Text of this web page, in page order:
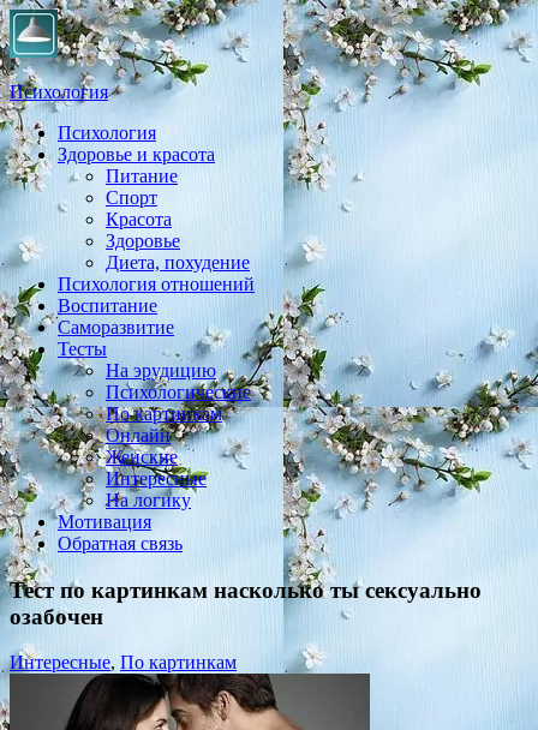
Психология
Практическая психология, личностный рост, экология,
здоровье, воспитание,
Психология
Здоровье и красота
Питание
Спорт
Красота
Здоровье
Диета, похудение
Психология отношений
Воспитание
Саморазвитие
Тесты
На эрудицию
Психологические
По картинкам
Онлайн
Женские
Интересные
На логику
Мотивация
Обратная связь
Тест по картинкам насколько ты сексуально
озабочен
Интересные, По картинкам